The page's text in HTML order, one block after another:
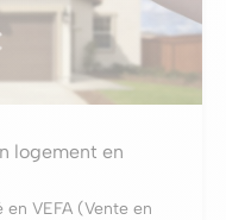
logement en
en VEFA (Vente en